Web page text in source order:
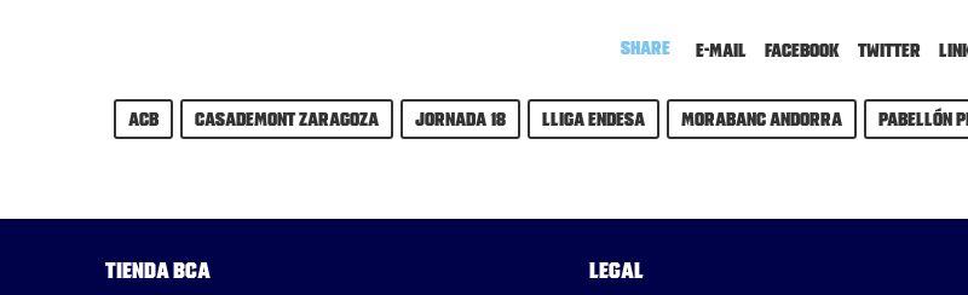
Share E-mail Facebook Twitter
ACB Casademont Zaragoza Jornada 18 Lliga Endesa MoraBanc Andorra Pabellón
Tienda BCA Legal